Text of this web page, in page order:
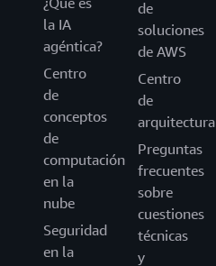
la IA
agéntica?
Centro
de
conceptos
de
computación
en la
nube
Seguridad
en la
de
soluciones
de AWS
Centro
de
arquitectura
Preguntas
frecuentes
sobre
cuestiones
técnicas
y